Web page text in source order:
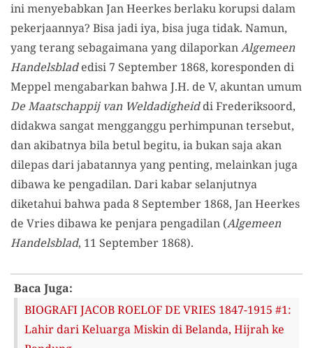
ini menyebabkan Jan Heerkes berlaku korupsi dalam
pekerjaannya? Bisa jadi iya, bisa juga tidak. Namun,
yang terang sebagaimana yang dilaporkanAlgemeen
Handelsbladedisi 7 September 1868, koresponden di
Meppel mengabarkan bahwa J.H. de V, akuntan umum
De Maatschappij van Weldadigheiddi Frederiksoord,
didakwa sangat mengganggu perhimpunan tersebut,
dan akibatnya bila betul begitu, ia bukan saja akan
dilepas dari jabatannya yang penting, melainkan juga
dibawa ke pengadilan. Dari kabar selanjutnya
diketahui bahwa pada 8 September 1868, Jan Heerkes
de Vries dibawa ke penjara pengadilan (Algemeen
Handelsblad, 11 September 1868).
Baca Juga:
BIOGRAFI JACOB ROELOF DE VRIES 1847-1915 #1:
Lahir dari Keluarga Miskin di Belanda, Hijrah ke